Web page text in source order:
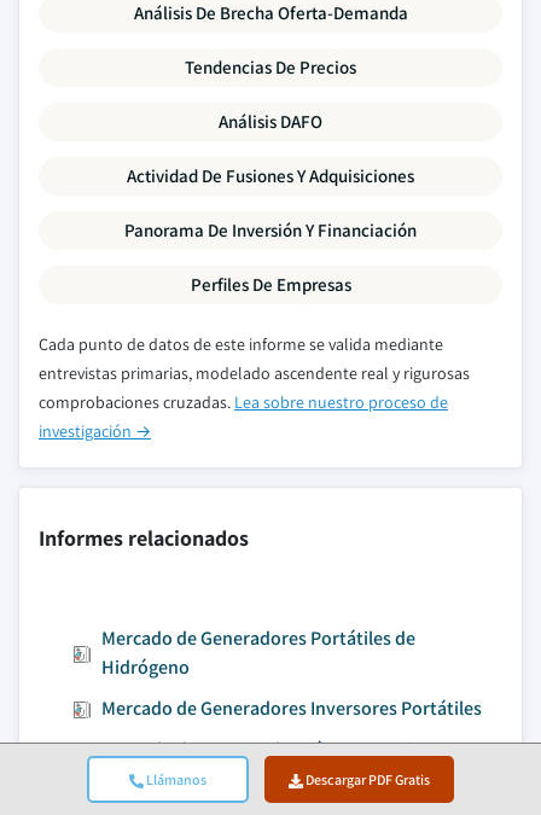
Llámanos Descargar PDF Gratis
Análisis De Brecha Oferta-Demanda
Tendencias De Precios
Análisis DAFO
Actividad De Fusiones Y Adquisiciones
Panorama De Inversión Y Financiación
Perfiles De Empresas
Cada punto de datos de este informe se valida mediante
entrevistas primarias, modelado ascendente real y rigurosas
comprobaciones cruzadas. Lea sobre nuestro proceso de
investigación →
Informes relacionados
Mercado de Generadores Portátiles de
Hidrógeno
Mercado de Generadores Inversores Portátiles
Mercado de Grupos Electrógenos Marinos
Híbridos